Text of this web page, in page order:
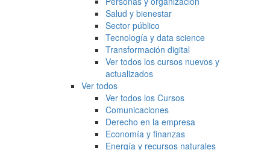
Salud y bienestar
Sector público
Tecnología y data science
Transformación digital
Ver todos los cursos nuevos y
actualizados
Ver todos
Ver todos los Cursos
Comunicaciones
Derecho en la empresa
Economía y finanzas
Energía y recursos naturales